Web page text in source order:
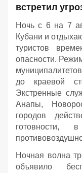
встретил
Ночь с 6 на 7
Кубани и
туристов
опасности.
до краевой
Экстренные
Анапы,
городов
Ночная волна
объявило